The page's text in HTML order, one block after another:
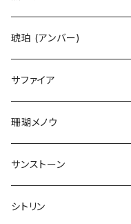
琥珀 (アンバー)
サファイア
珊瑚メノウ
サンストーン
シトリン